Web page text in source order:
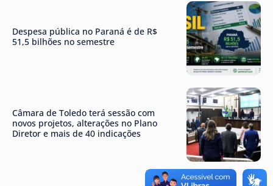
Despesa pública no Paraná é de R$
51,5 bilhões no semestre
Câmara de Toledo terá sessão com
novos projetos, alterações no Plano
Diretor e mais de 40 indicações